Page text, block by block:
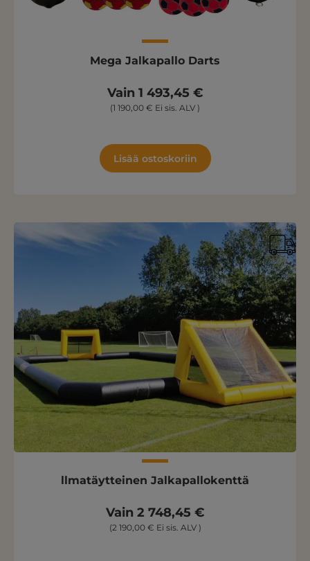
Mega Jalkapallo Darts
Vain 1 493,45 €
(1 190,00 € Ei sis. ALV )
Lisää ostoskoriin
llmatäytteinen Jalkapallokenttä
Vain 2 748,45 €
(2 190,00 € Ei sis. ALV )